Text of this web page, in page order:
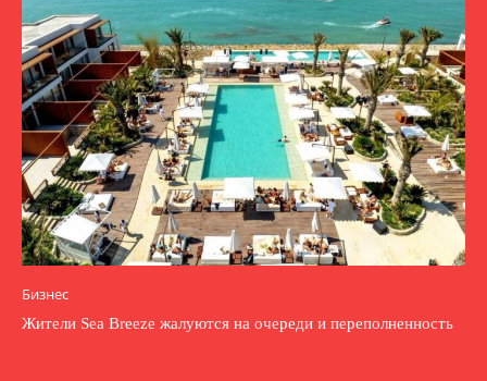
Бизнес
Жители Sea Breeze жалуются на очереди и переполненность